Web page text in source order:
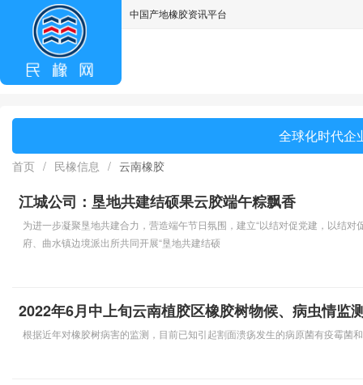
中国产地橡胶资讯平台
全球化时代企
首页 / 民橡信息 / 云南橡胶
江城公司：垦地共建结硕果云胶端午粽飘香
为进一步凝聚垦地共建合力，营造端午节日氛围，建立“以结对促党建，以结
府、曲水镇边境派出所共同开展“垦地共建结硕
2022年6月中上旬云南植胶区橡胶树物候、病虫情监
根据近年对橡胶树病害的监测，目前已知引起割面溃疡发生的病原菌有疫霉菌